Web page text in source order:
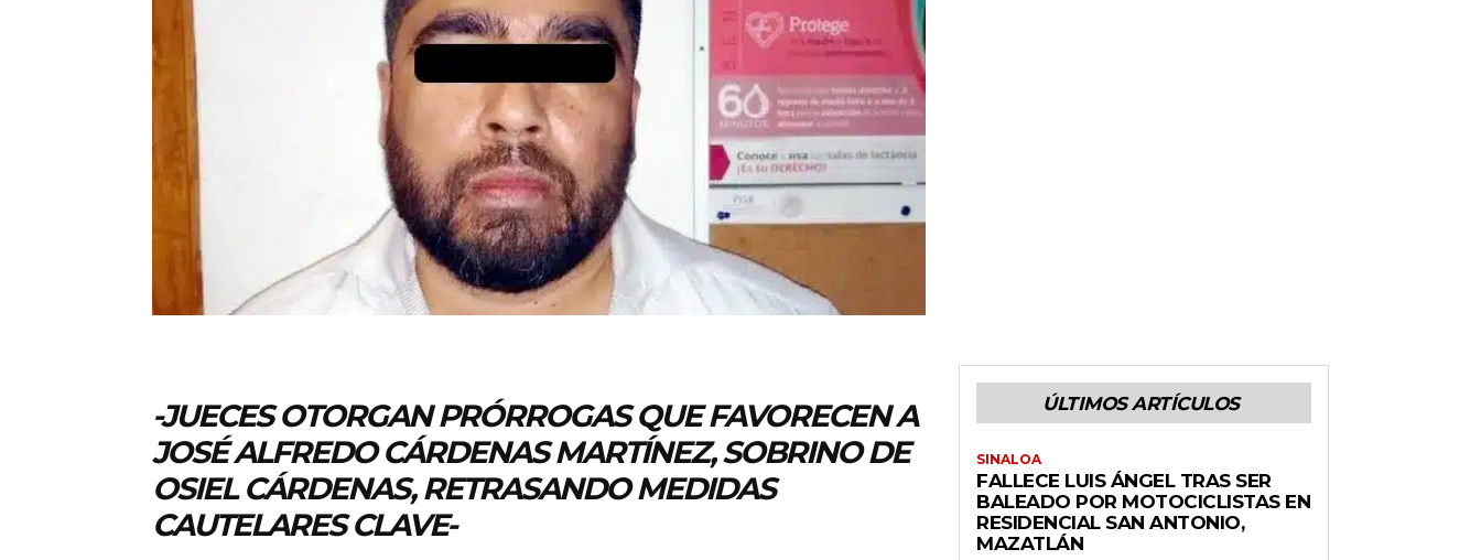
-JUECES OTORGAN PRÓRROGAS QUE FAVORECEN A
JOSÉ ALFREDO CÁRDENAS MARTÍNEZ, SOBRINO DE
OSIEL CÁRDENAS, RETRASANDO MEDIDAS
CAUTELARES CLAVE-
ÚLTIMOS ARTÍCULOS
SINALOA
FALLECE LUIS ÁNGEL TRAS SER
BALEADO POR MOTOCICLISTAS EN
RESIDENCIAL SAN ANTONIO,
MAZATLÁN